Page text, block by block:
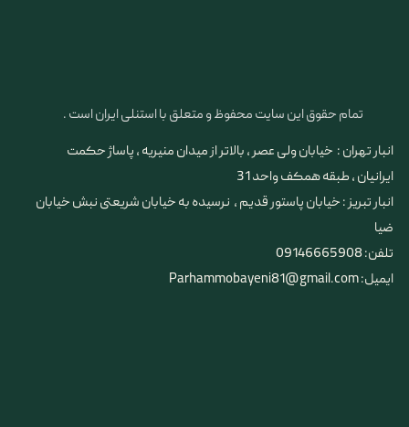
تمام حقوق این سایت محفوظ و متعلق با استنلی ایران است .
انبار تهران : خیابان ولی عصر ، بالاتر از میدان منیریه ، پاساژ حکمت
ایرانیان ، طبقه همکف واحد 31
​​​​​​​انبار تبریز : خیابان پاستور قدیم ، نرسیده به خیابان شریعتی نبش خیابان
ضیا
تلفن: 09146665908
ایمیل: Parhammobayeni81@gmail.com